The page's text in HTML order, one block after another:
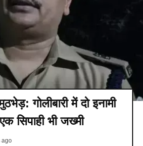
गोलीबारी में दो इनामी
सिपाही भी जख्मी
ago